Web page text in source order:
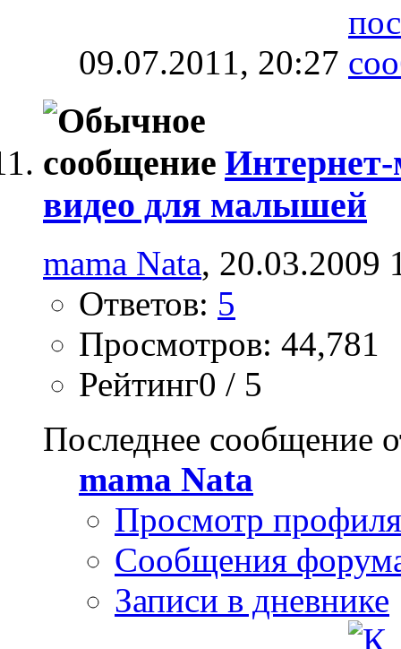
09.07.2011, 20:27
видео для малышей
mama Nata, 20.03.2009
Ответов: 5
Просмотров: 44,781
Рейтинг0 / 5
Последнее сообщение
mama Nata
Просмотр профиля
Сообщения
Записи в дневнике